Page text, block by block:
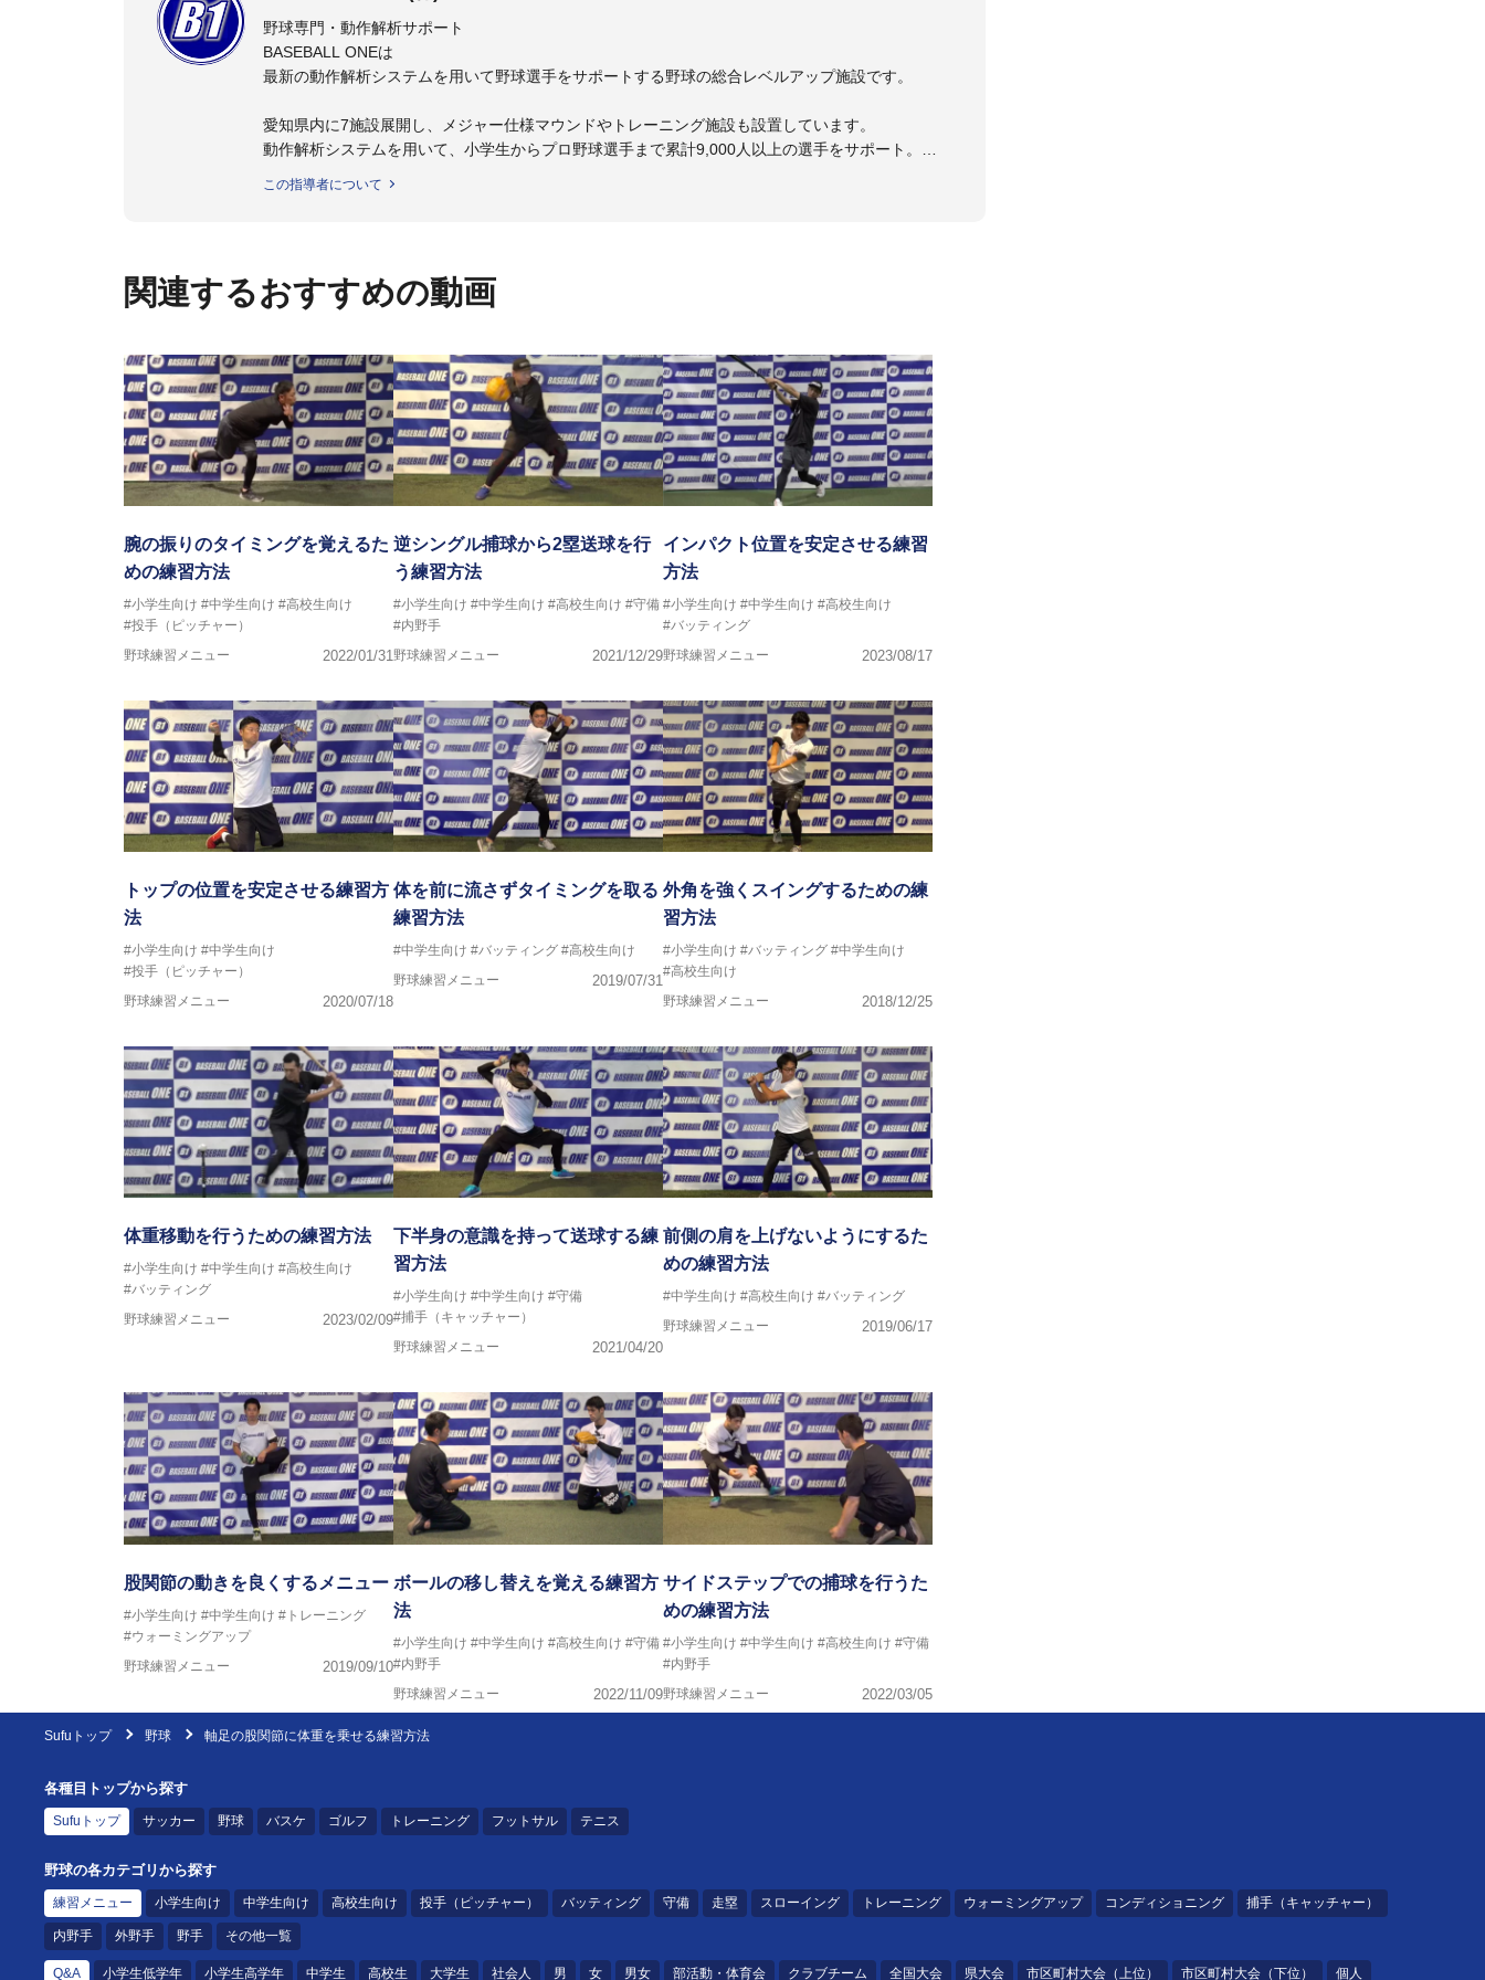
野球専門・動作解析サポート
BASEBALL ONEは
最新の動作解析システムを用いて野球選手をサポートする野球の総合レベルアップ施設です。
愛知県内に7施設展開し、メジャー仕様マウンドやトレーニング施設も設置しています。
動作解析システムを用いて、小学生からプロ野球選手まで累計9,000人以上の選手をサポート。
この指導者について
関連するおすすめの動画
腕の振りのタイミングを覚えるた
めの練習方法
#小学生向け #中学生向け #高校生向け
#投手（ピッチャー）
野球練習メニュー
2022/01/31
逆シングル捕球から2塁送球を行
う練習方法
#小学生向け #中学生向け #高校生向け #守備
#内野手
野球練習メニュー
2021/12/29
インパクト位置を安定させる練習
方法
#小学生向け #中学生向け #高校生向け
#バッティング
野球練習メニュー
2023/08/17
トップの位置を安定させる練習方
法
#小学生向け #中学生向け
#投手（ピッチャー）
野球練習メニュー
2020/07/18
体を前に流さずタイミングを取る
練習方法
#中学生向け #バッティング #高校生向け
野球練習メニュー
2019/07/31
外角を強くスイングするための練
習方法
#小学生向け #バッティング #中学生向け
#高校生向け
野球練習メニュー
2018/12/25
体重移動を行うための練習方法
#小学生向け #中学生向け #高校生向け
#バッティング
野球練習メニュー
2023/02/09
下半身の意識を持って送球する練
習方法
#小学生向け #中学生向け #守備
#捕手（キャッチャー）
野球練習メニュー
2021/04/20
前側の肩を上げないようにするた
めの練習方法
#中学生向け #高校生向け #バッティング
野球練習メニュー
2019/06/17
股関節の動きを良くするメニュー
#小学生向け #中学生向け #トレーニング
#ウォーミングアップ
野球練習メニュー
2019/09/10
ボールの移し替えを覚える練習方
法
#小学生向け #中学生向け #高校生向け #守備
#内野手
野球練習メニュー
2022/11/09
サイドステップでの捕球を行うた
めの練習方法
#小学生向け #中学生向け #高校生向け #守備
#内野手
野球練習メニュー
2022/03/05
Sufuトップ 野球 軸足の股関節に体重を乗せる練習方法
各種目トップから探す
Sufuトップ サッカー 野球 バスケ ゴルフ トレーニング フットサル テニス
野球の各カテゴリから探す
練習メニュー 小学生向け 中学生向け 高校生向け 投手（ピッチャー） バッティング 守備 走塁 スローイング トレーニング ウォーミングアップ コンディショニング 捕手（キャッチャー）
内野手 外野手 野手 その他一覧
Q&A 小学生低学年 小学生高学年 中学生 高校生 大学生 社会人 男 女 男女 部活動・体育会 クラブチーム 全国大会 県大会 市区町村大会（上位） 市区町村大会（下位） 個人